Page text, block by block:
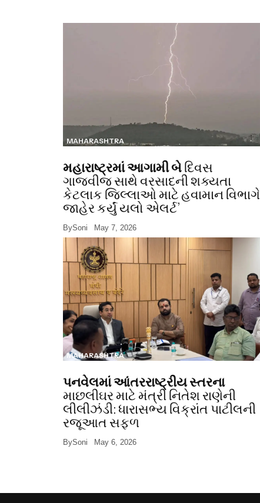
MAHARASHTRA
મહારાષ્ટ્રમાં આગામી બેદિવસ
ગાજવીજ સાથે વરસાદની શક્યતા
કેટલાક જિલ્લાઓ માટે હવામાન વિભાગે
જાહેર કર્યું યલો એલર્ટ’
BySoni May 7, 2026
MAHARASHTRA
પનવેલમાં આંતરરાષ્ટ્રીય સ્તરના
માછલીઘર માટે મંત્રી નિતેશ રાણેની
લીલીઝંડી: ધારાસભ્ય વિક્રાંત પાટીલની
રજૂઆત સફળ
BySoni May 6, 2026